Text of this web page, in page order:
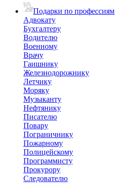
Подарки по профессиям
Адвокату
Бухгалтеру
Водителю
Военному
Врачу
Гаишнику
Железнодорожнику
Летчику
Моряку
Музыканту
Нефтянику
Писателю
Повару
Пограничнику
Пожарному
Полицейскому
Программисту
Прокурору
Следователю